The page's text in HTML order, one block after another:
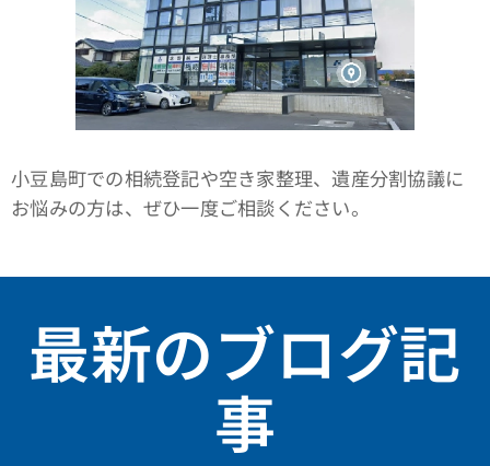
小豆島町での相続登記や空き家整理、遺産分割協議に
お悩みの方は、ぜひ一度ご相談ください。
最新のブログ記
事